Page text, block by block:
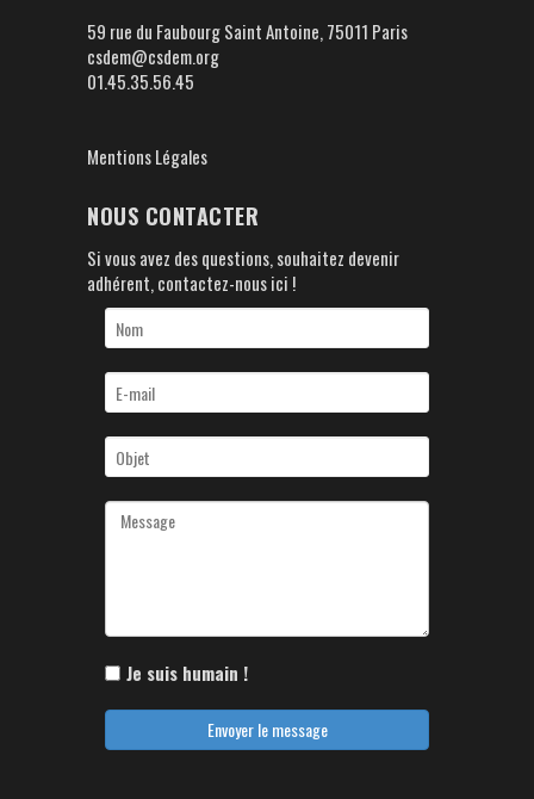
59 rue du Faubourg Saint Antoine, 75011 Paris
csdem@csdem.org
01.45.35.56.45
Mentions Légales
NOUS CONTACTER
Si vous avez des questions, souhaitez devenir
adhérent, contactez-nous ici !
Je suis humain !
Envoyer le message